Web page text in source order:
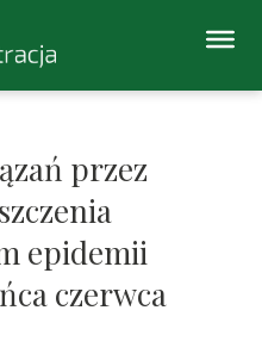
przez
epidemii
czerwca